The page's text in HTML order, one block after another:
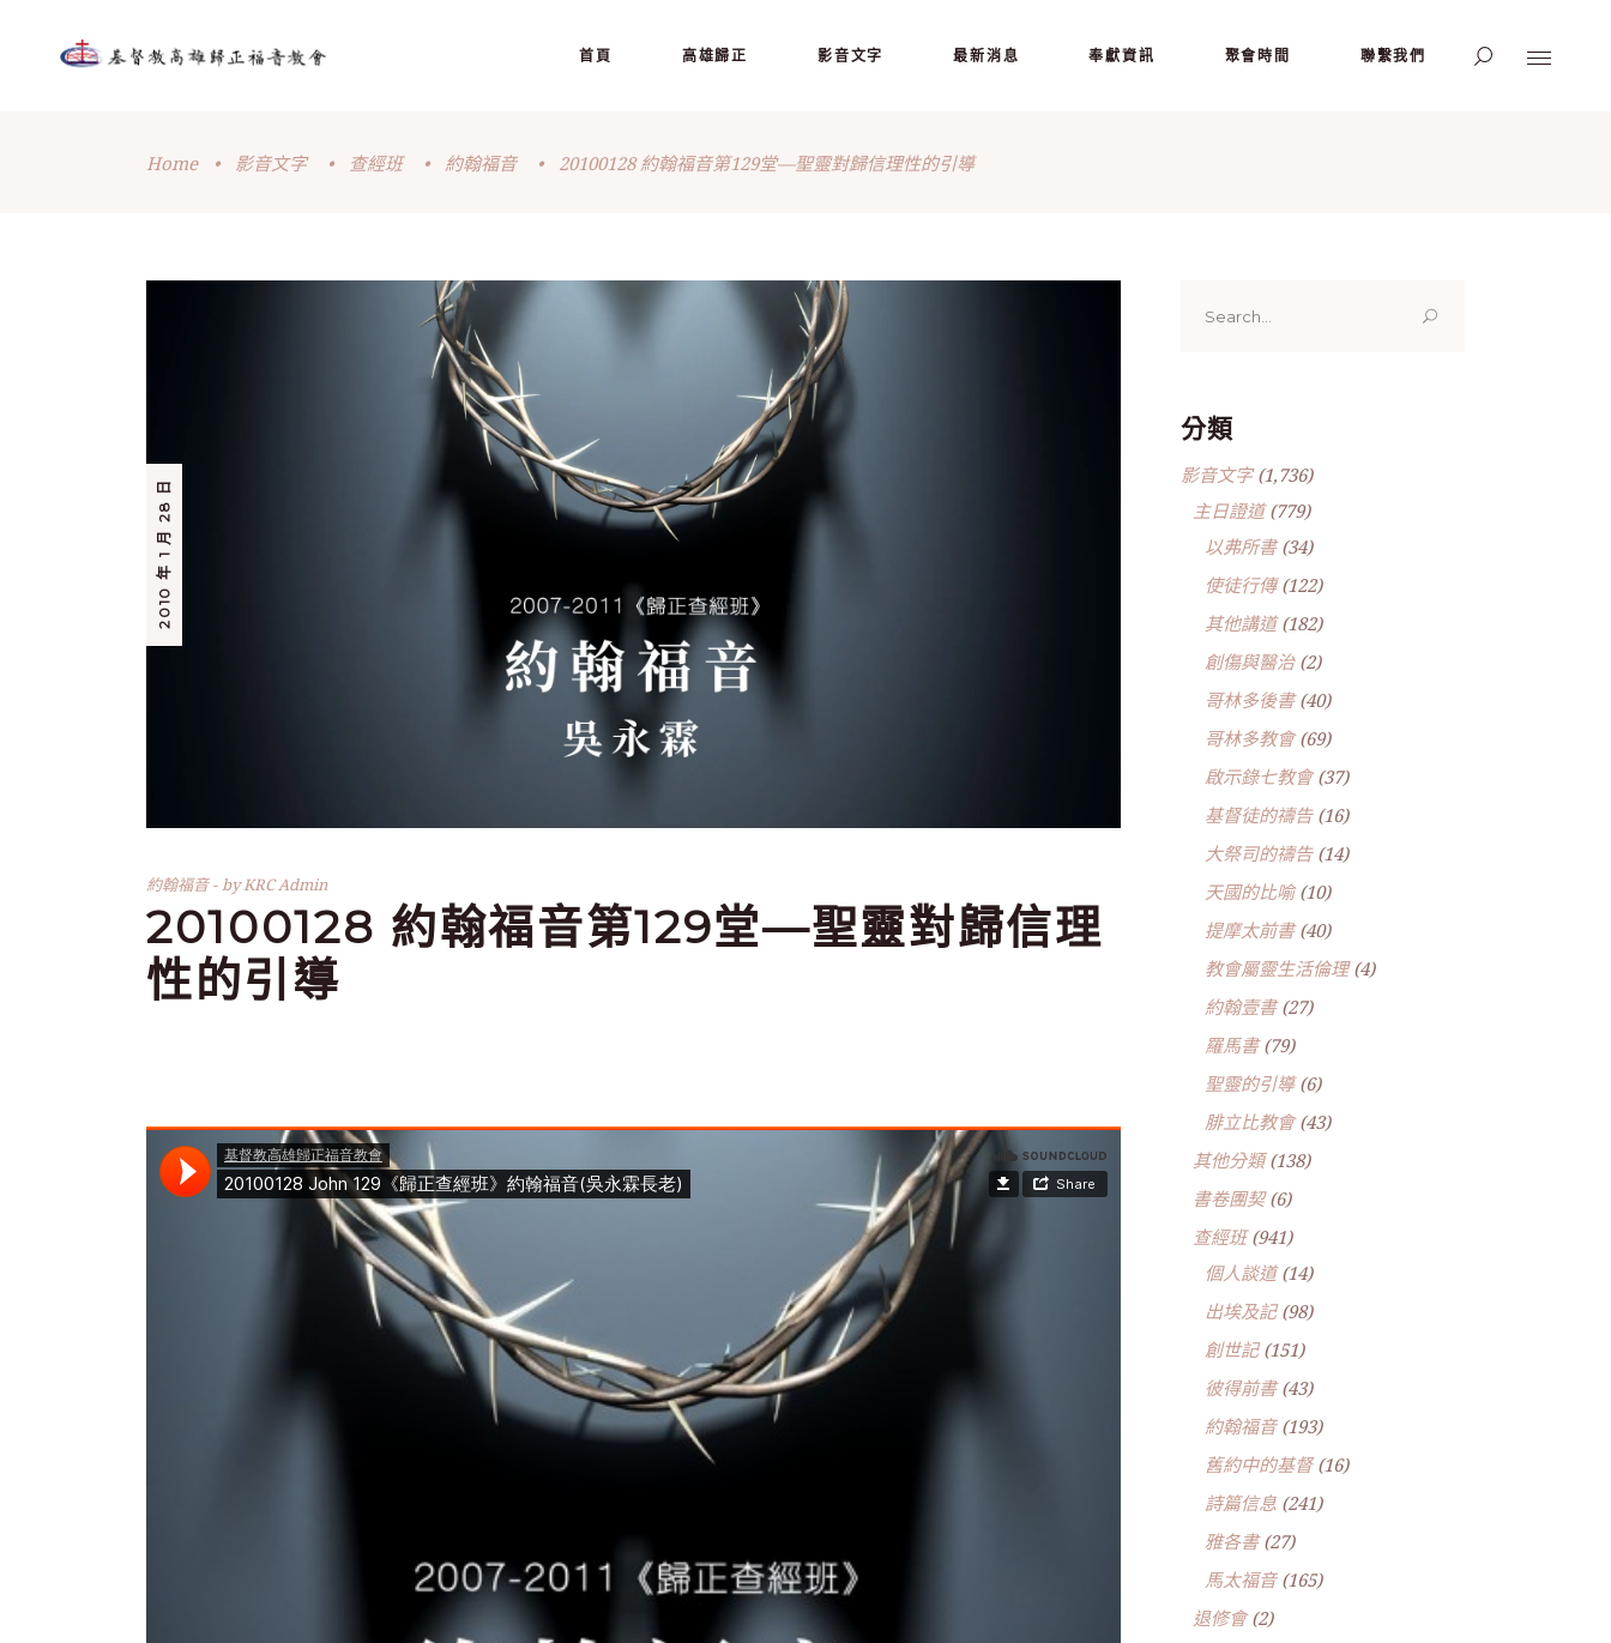
首頁 高雄歸正 影音文字 最新消息 奉獻資訊 聚會時間 聯繫我們
Home • 影音文字 • 查經班 • 約翰福音 • 20100128 約翰福音第129堂—聖靈對歸信理性的引導
2010 年 1 月 28 日
約翰福音 byKRC Admin
20100128 約翰福音第129堂—聖靈對歸信理
性的引導
for:
分類
影音文字(1,736)
主日證道(779)
以弗所書(34)
使徒行傳(122)
其他講道(182)
創傷與醫治(2)
哥林多後書(40)
哥林多教會(69)
啟示錄七教會(37)
基督徒的禱告(16)
大祭司的禱告(14)
天國的比喻(10)
提摩太前書(40)
教會屬靈生活倫理(4)
約翰壹書(27)
羅馬書(79)
聖靈的引導(6)
腓立比教會(43)
其他分類(138)
書卷團契(6)
查經班(941)
個人談道(14)
出埃及記(98)
創世記(151)
彼得前書(43)
約翰福音(193)
舊約中的基督(16)
詩篇信息(241)
雅各書(27)
馬太福音(165)
退修會(2)